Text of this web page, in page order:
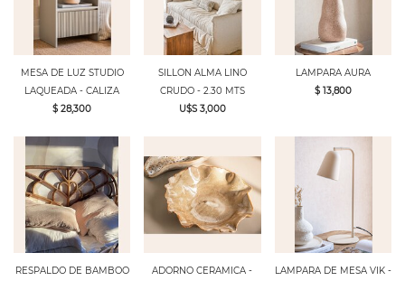
MESA DE LUZ STUDIO
LAQUEADA - CALIZA
$ 28,300
SILLON ALMA LINO
CRUDO - 2.30 MTS
U$S 3,000
LAMPARA AURA
$ 13,800
RESPALDO DE BAMBOO
ADORNO CERAMICA -
LAMPARA DE MESA VIK -